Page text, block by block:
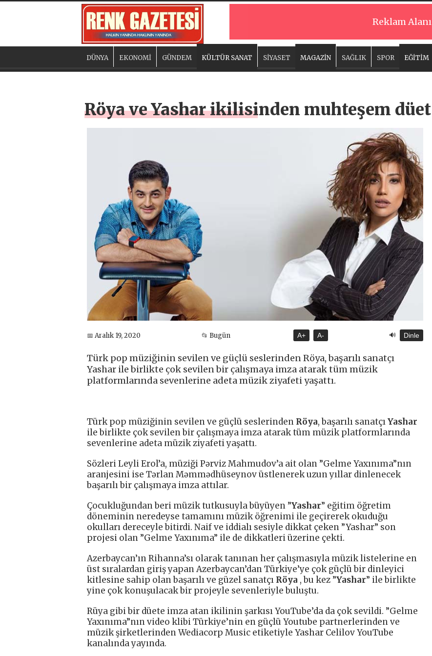
Reklam Alanı
DÜNYA EKONOMİ GÜNDEM KÜLTÜR SANAT SİYASET MAGAZİN SAĞLIK SPOR EĞİTİM
Röya ve Yashar ikilisinden muhteşem düet
📅 Aralık 19, 2020 📂 Bugün A+ A- 🔊 Dinle
Türk pop müziğinin sevilen ve güçlü seslerinden Röya, başarılı sanatçı
Yashar ile birlikte çok sevilen bir çalışmaya imza atarak tüm müzik
platformlarında sevenlerine adeta müzik ziyafeti yaşattı.
Türk pop müziğinin sevilen ve güçlü seslerinden Röya, başarılı sanatçıYashar
ile birlikte çok sevilen bir çalışmaya imza atarak tüm müzik platformlarında
sevenlerine adeta müzik ziyafeti yaşattı.
Sözleri Leyli Erol’a, müziği Pərviz Mahmudov’a ait olan ”Gelme Yaxınıma”nın
aranjesini ise Tərlan Məmmədhüseynov üstlenerek uzun yıllar dinlenecek
başarılı bir çalışmaya imza attılar.
Çocukluğundan beri müzik tutkusuyla büyüyen ”Yashar” eğitim öğretim
döneminin neredeyse tamamını müzik öğrenimi ile geçirerek okuduğu
okulları dereceyle bitirdi. Naif ve iddialı sesiyle dikkat çeken ”Yashar” son
projesi olan ”Gelme Yaxınıma” ile de dikkatleri üzerine çekti.
Azerbaycan’ın Rihanna’sı olarak tanınan her çalışmasıyla müzik listelerine en
üst sıralardan giriş yapan Azerbaycan’dan Türkiye’ye çok güçlü bir dinleyici
kitlesine sahip olan başarılı ve güzel sanatçı Röya , bu kez ”Yashar” ile birlikte
yine çok konuşulacak bir projeyle sevenleriyle buluştu.
Rüya gibi bir düete imza atan ikilinin şarkısı YouTube’da da çok sevildi. ”Gelme
Yaxınıma”nın video klibi Türkiye’nin en güçlü Youtube partnerlerinden ve
müzik şirketlerinden Wediacorp Music etiketiyle Yashar Celilov YouTube
kanalında yayında.